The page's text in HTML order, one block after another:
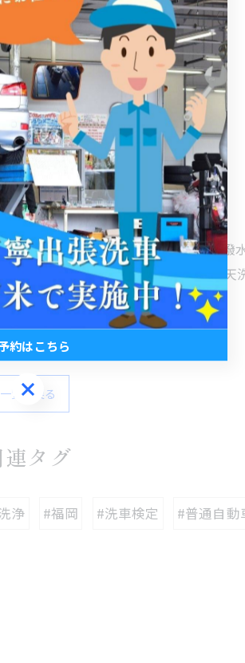
#無水洗車 #3pH洗車 #窓ガラス撥
資格者 #普通自動車 #軽自動車 #雨天
一覧に戻る
連タグ
浄 #福岡 #洗車検定 #普通自動
予約はこちら
約はこちら